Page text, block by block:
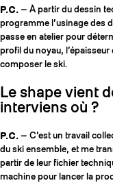
P.C. — À partir du dessin
programme l’usinage des
passe en atelier pour
profil du noyau,
composer le ski.
Le shape vient
interviens où ?
P.C. — C’est un travail
du ski ensemble, et me
partir de leur fichier
machine pour lancer la